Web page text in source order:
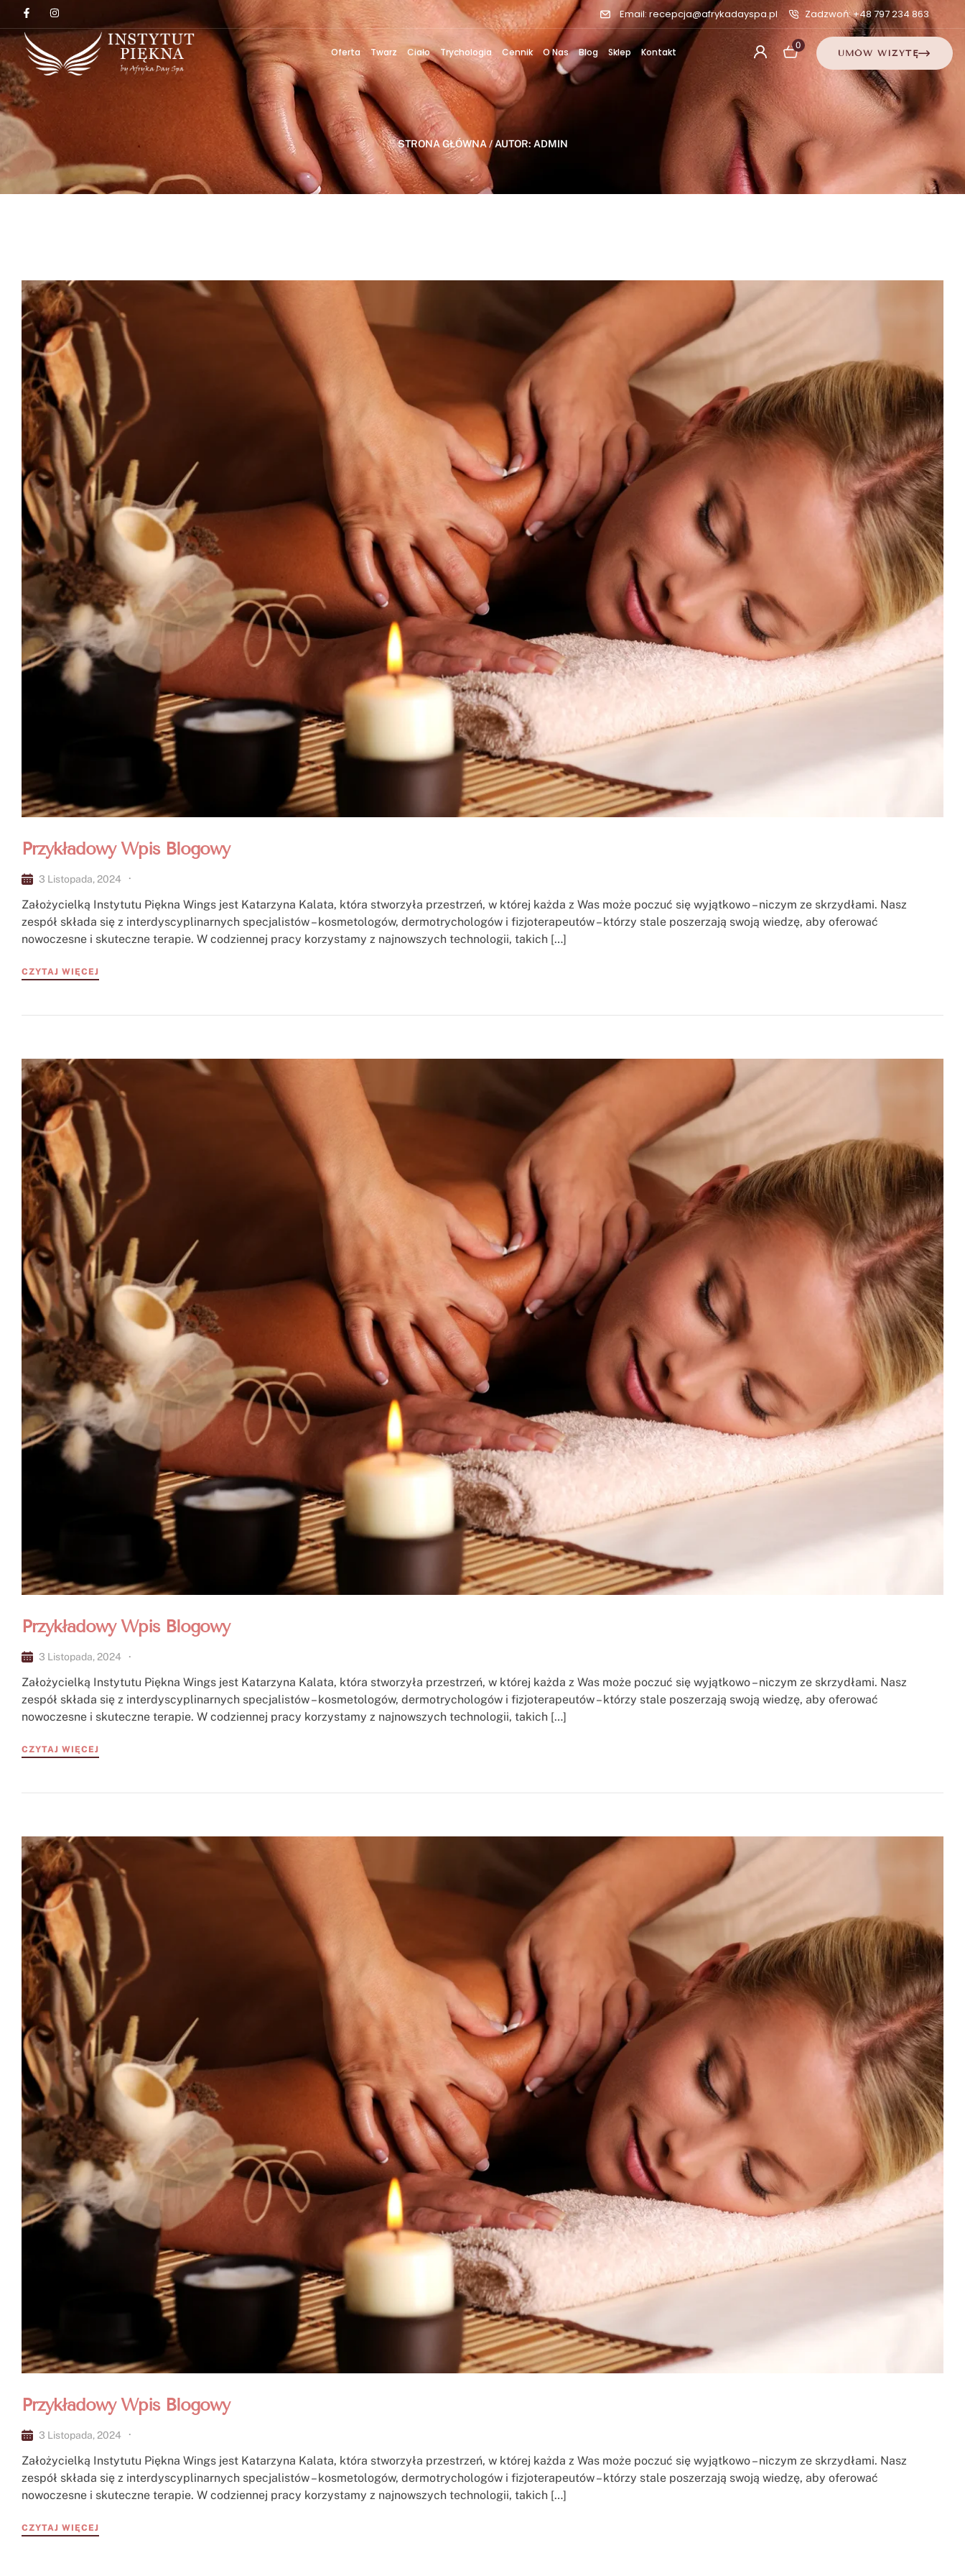
Email: recepcja@afrykadayspa.pl Zadzwoń: +48 797 234 863
Oferta Twarz Ciało Trychologia Cennik O Nas Blog Sklep Kontakt
0
UMÓW WIZYTĘ
STRONA GŁÓWNA / AUTOR: ADMIN
Przykładowy Wpis Blogowy
3 Listopada, 2024
Założycielką Instytutu Piękna Wings jest Katarzyna Kalata, która stworzyła przestrzeń, w której każda z Was może poczuć się wyjątkowo – niczym ze skrzydłami. Nasz
zespół składa się z interdyscyplinarnych specjalistów – kosmetologów, dermotrychologów i fizjoterapeutów – którzy stale poszerzają swoją wiedzę, aby oferować
nowoczesne i skuteczne terapie. W codziennej pracy korzystamy z najnowszych technologii, takich […]
CZYTAJ WIĘCEJ
Przykładowy Wpis Blogowy
3 Listopada, 2024
Założycielką Instytutu Piękna Wings jest Katarzyna Kalata, która stworzyła przestrzeń, w której każda z Was może poczuć się wyjątkowo – niczym ze skrzydłami. Nasz
zespół składa się z interdyscyplinarnych specjalistów – kosmetologów, dermotrychologów i fizjoterapeutów – którzy stale poszerzają swoją wiedzę, aby oferować
nowoczesne i skuteczne terapie. W codziennej pracy korzystamy z najnowszych technologii, takich […]
CZYTAJ WIĘCEJ
Przykładowy Wpis Blogowy
3 Listopada, 2024
Założycielką Instytutu Piękna Wings jest Katarzyna Kalata, która stworzyła przestrzeń, w której każda z Was może poczuć się wyjątkowo – niczym ze skrzydłami. Nasz
zespół składa się z interdyscyplinarnych specjalistów – kosmetologów, dermotrychologów i fizjoterapeutów – którzy stale poszerzają swoją wiedzę, aby oferować
nowoczesne i skuteczne terapie. W codziennej pracy korzystamy z najnowszych technologii, takich […]
CZYTAJ WIĘCEJ